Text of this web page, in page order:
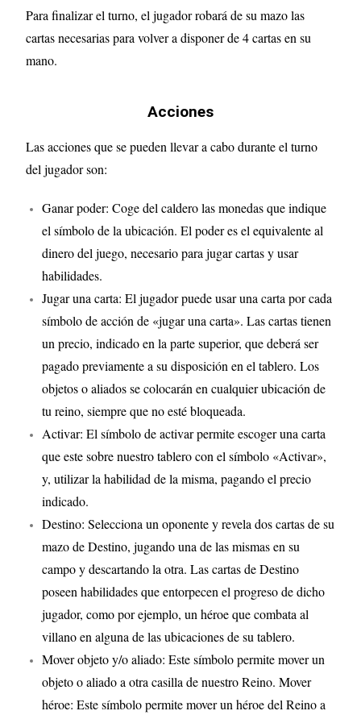
Para finalizar el turno, el jugador robará de su mazo las
cartas necesarias para volver a disponer de 4 cartas en su
mano.
Acciones
Las acciones que se pueden llevar a cabo durante el turno
del jugador son:
Ganar poder: Coge del caldero las monedas que indique
el símbolo de la ubicación. El poder es el equivalente al
dinero del juego, necesario para jugar cartas y usar
habilidades.
Jugar una carta: El jugador puede usar una carta por cada
símbolo de acción de «jugar una carta». Las cartas tienen
un precio, indicado en la parte superior, que deberá ser
pagado previamente a su disposición en el tablero. Los
objetos o aliados se colocarán en cualquier ubicación de
tu reino, siempre que no esté bloqueada.
Activar: El símbolo de activar permite escoger una carta
que este sobre nuestro tablero con el símbolo «Activar»,
y, utilizar la habilidad de la misma, pagando el precio
indicado.
Destino: Selecciona un oponente y revela dos cartas de su
mazo de Destino, jugando una de las mismas en su
campo y descartando la otra. Las cartas de Destino
poseen habilidades que entorpecen el progreso de dicho
jugador, como por ejemplo, un héroe que combata al
villano en alguna de las ubicaciones de su tablero.
Mover objeto y/o aliado: Este símbolo permite mover un
objeto o aliado a otra casilla de nuestro Reino. Mover
héroe: Este símbolo permite mover un héroe del Reino a